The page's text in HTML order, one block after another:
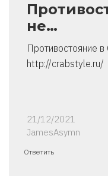
не…
Противостояние
http://crabstyle.ru/
21/12/2021
JamesAsymn
Ответить